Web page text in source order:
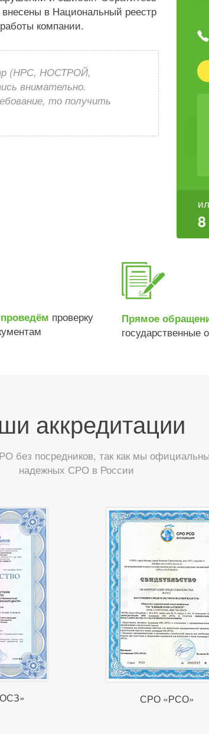
в Национальный реестр
компании.
(НРС, НОСТРОЙ,
внимательно.
то получить
проверку
Прямое
государственные
аккредитации
посредников, так как мы
надежных СРО в России
СРО «РСО»